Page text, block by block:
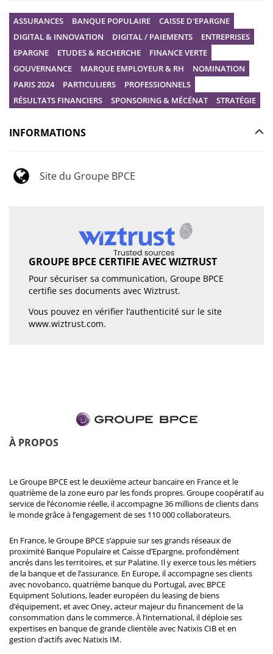
ASSURANCES BANQUE POPULAIRE
CAISSE D'EPARGNE
DIGITAL & INNOVATION
DIGITAL / PAIEMENTS
ENTREPRISES
EPARGNE
ETUDES & RECHERCHE
FINANCE VERTE
GOUVERNANCE
MARQUE EMPLOYEUR & RH
NOMINATION
PARIS 2024
PARTICULIERS
PROFESSIONNELS
RÉSULTATS FINANCIERS
SPONSORING & MÉCÉNAT STRATÉGIE
INFORMATIONS
Site du Groupe BPCE
GROUPE BPCE CERTIFIE AVEC WIZTRUST
Pour sécuriser sa communication, Groupe BPCE
certifie ses documents avec Wiztrust.
Vous pouvez en vérifier l’authenticité sur le site
www.wiztrust.com.
À PROPOS
Le Groupe BPCE est le deuxième acteur bancaire en France et le
quatrième de la zone euro par les fonds propres. Groupe coopératif au
service de l’économie réelle, il accompagne 36 millions de clients dans
le monde grâce à l’engagement de ses 110 000 collaborateurs.
En France, le Groupe BPCE s’appuie sur ses grands réseaux de
proximité Banque Populaire et Caisse d’Epargne, profondément
ancrés dans les territoires, et sur Palatine. Il y exerce tous les métiers
de la banque et de l’assurance. En Europe, il accompagne ses clients
avec novobanco, quatrième banque du Portugal, avec BPCE
Equipment Solutions, leader européen du leasing de biens
d’équipement, et avec Oney, acteur majeur du financement de la
consommation dans le commerce. À l’international, il déploie ses
expertises en banque de grande clientèle avec Natixis CIB et en
gestion d’actifs avec Natixis IM.